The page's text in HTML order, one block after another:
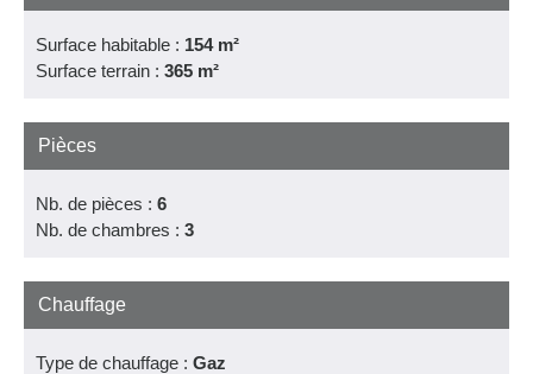
Surface habitable : 154 m²
Surface terrain : 365 m²
Pièces
Nb. de pièces : 6
Nb. de chambres : 3
Chauffage
Type de chauffage : Gaz